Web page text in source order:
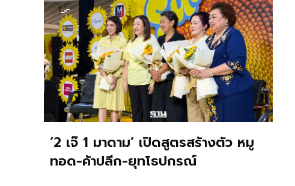
‘2 เจ๊ 1 มาดาม’ เปิดสูตรสร้างตัว หมู
ทอด-ค้าปลีก-ยุทโธปกรณ์